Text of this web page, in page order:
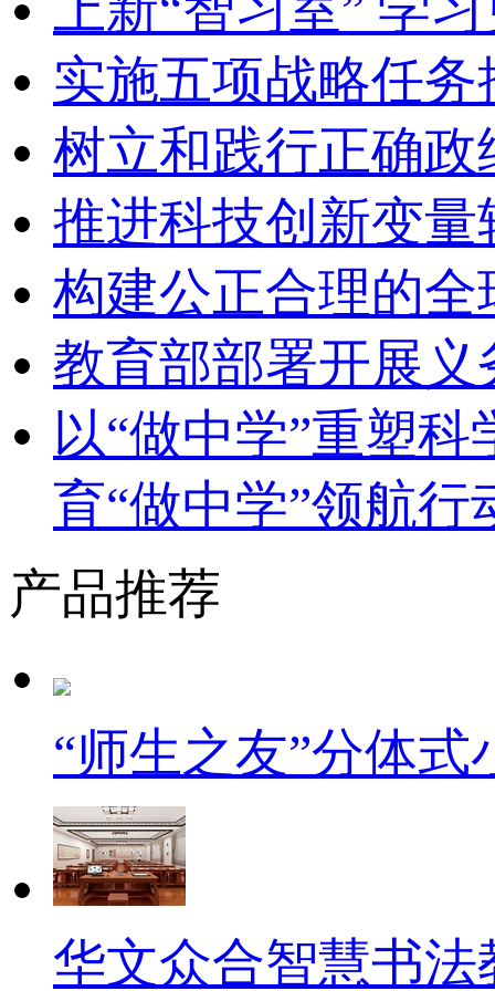
实施五项战略任
树立和践行正确
推进科技创新变
构建公正合理的
教育部部署开展义
以“做中学”重塑
育“做中学”领航行
产品推荐
“师生之友”分体
华文众合智慧书法